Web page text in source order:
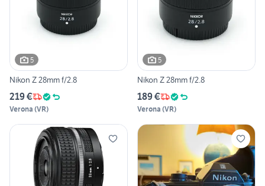
5
Nikon Z 28mm f/2.8
219 €
Verona (VR)
5
Nikon Z 28mm f/2.8
189 €
Verona (VR)